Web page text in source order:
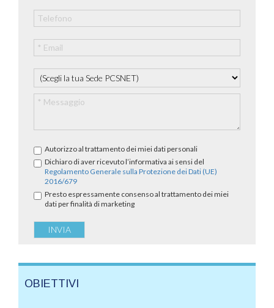
Autorizzo al trattamento dei miei dati personali
Dichiaro di aver ricevuto l’informativa ai sensi del
Regolamento Generale sulla Protezione dei Dati (UE)
2016/679
Presto espressamente consenso al trattamento dei miei
dati per finalità di marketing
OBIETTIVI